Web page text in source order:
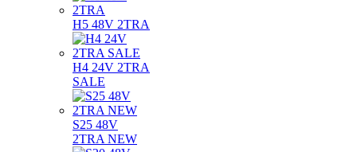
H5 48V 2TRA
H4 24V 2TRA
SALE
S25 48V
2TRA NEW